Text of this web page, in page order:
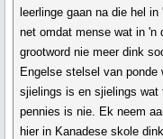
leerlinge gaan na die hel in
net omdat mense wat in 'n
grootword nie meer dink
Engelse stelsel van ponde
sjielings is en sjielings wat
pennies is nie. Ek neem
hier in Kanadese skole